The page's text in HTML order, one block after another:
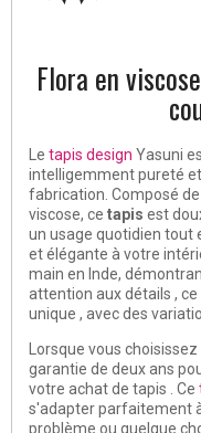
Flora en
Le tapis design Yasuni
intelligemment pureté
fabrication. Composé
viscose, ce tapis est
un usage quotidien tout
et élégante à votre
main en Inde,
attention aux détails ,
unique , avec des
Lorsque vous
garantie de deux ans
votre achat de tapis . Ce
s'adapter parfaitement
problème ou quelque